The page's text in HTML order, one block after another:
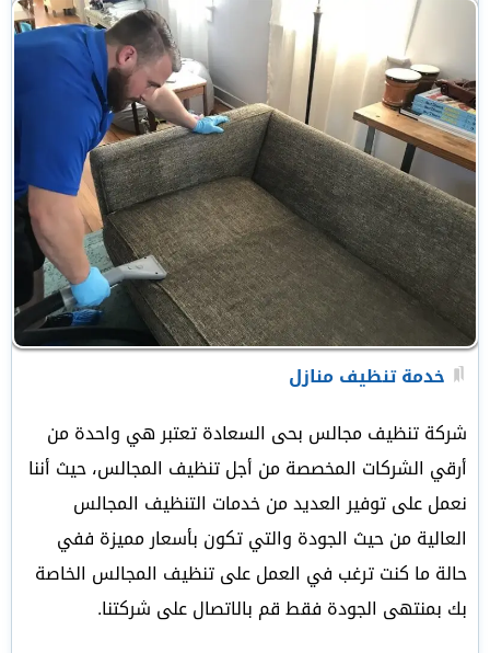
خدمة تنظيف منازل
شركة تنظيف مجالس بحى السعادة تعتبر هي واحدة من
أرقي الشركات المخصصة من أجل تنظيف المجالس، حيث أننا
نعمل على توفير العديد من خدمات التنظيف المجالس
العالية من حيث الجودة والتي تكون بأسعار مميزة ففي
حالة ما كنت ترغب في العمل على تنظيف المجالس الخاصة
بك بمنتهى الجودة فقط قم بالاتصال على شركتنا.